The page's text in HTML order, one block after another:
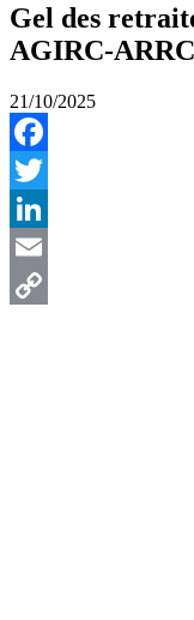
Gel des
AGIRC-
21/10/2025
Facebook
Twitter
LinkedIn
Email